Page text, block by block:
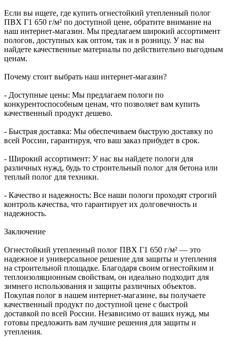
Если вы ищете, где купить огнестойкий утепленный полог
ПВХ Г1 650 г/м² по доступной цене, обратите внимание на
наш интернет-магазин. Мы предлагаем широкий ассортимент
пологов, доступных как оптом, так и в розницу. У нас вы
найдете качественные материалы по действительно выгодным
ценам.
Почему стоит выбрать наш интернет-магазин?
- Доступные цены: Мы предлагаем пологи по
конкурентоспособным ценам, что позволяет вам купить
качественный продукт дешево.
- Быстрая доставка: Мы обеспечиваем быструю доставку по
всей России, гарантируя, что ваш заказ прибудет в срок.
- Широкий ассортимент: У нас вы найдете пологи для
различных нужд, будь то строительный полог для бетона или
теплый полог для техники.
- Качество и надежность: Все наши пологи проходят строгий
контроль качества, что гарантирует их долговечность и
надежность.
Заключение
Огнестойкий утепленный полог ПВХ Г1 650 г/м² — это
надежное и универсальное решение для защиты и утепления
на строительной площадке. Благодаря своим огнестойким и
теплоизоляционным свойствам, он идеально подходит для
зимнего использования и защиты различных объектов.
Покупая полог в нашем интернет-магазине, вы получаете
качественный продукт по доступной цене с быстрой
доставкой по всей России. Независимо от ваших нужд, мы
готовы предложить вам лучшие решения для защиты и
утепления.